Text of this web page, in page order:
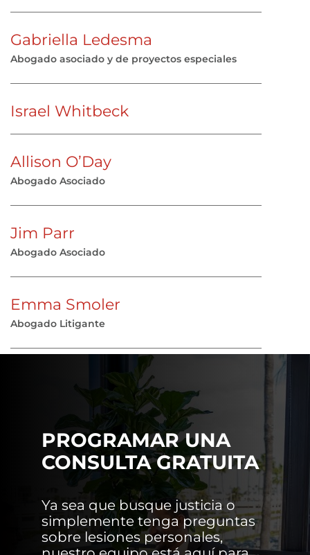
Gabriella Ledesma
Abogado asociado y de proyectos especiales
Israel Whitbeck
Allison O’Day
Abogado Asociado
Jim Parr
Abogado Asociado
Emma Smoler
Abogado Litigante
PROGRAMAR UNA
CONSULTA GRATUITA
Ya sea que busque justicia o
simplemente tenga preguntas
sobre lesiones personales,